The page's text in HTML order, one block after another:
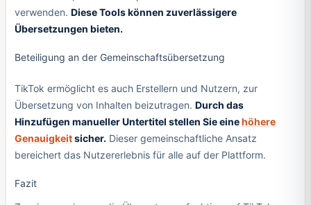
verwenden. Diese Tools können zuverlässigere
Übersetzungen bieten.
Beteiligung an der Gemeinschaftsübersetzung
TikTok ermöglicht es auch Erstellern und Nutzern, zur
Übersetzung von Inhalten beizutragen. Durch das
Hinzufügen manueller Untertitel stellen Sie einehöhere
Genauigkeitsicher. Dieser gemeinschaftliche Ansatz
bereichert das Nutzererlebnis für alle auf der Plattform.
Fazit